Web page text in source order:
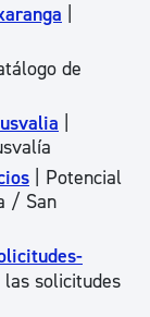
de
| Potencial
/ San
las solicitudes